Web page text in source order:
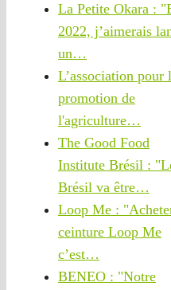
La Petite Okara :
2022, j’aimerais
un…
L’association pour
promotion de
l'agriculture…
The Good Food
Institute Brésil :
Brésil va être…
Loop Me :
ceinture Loop Me
c’est…
BENEO : "Notre